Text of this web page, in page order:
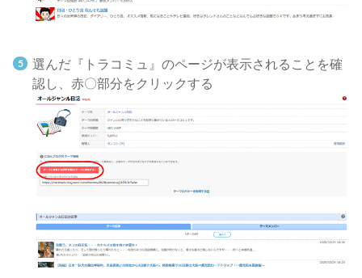
選んだ『トラコミュ』のページが表示されることを確
認し、赤〇部分をクリックする